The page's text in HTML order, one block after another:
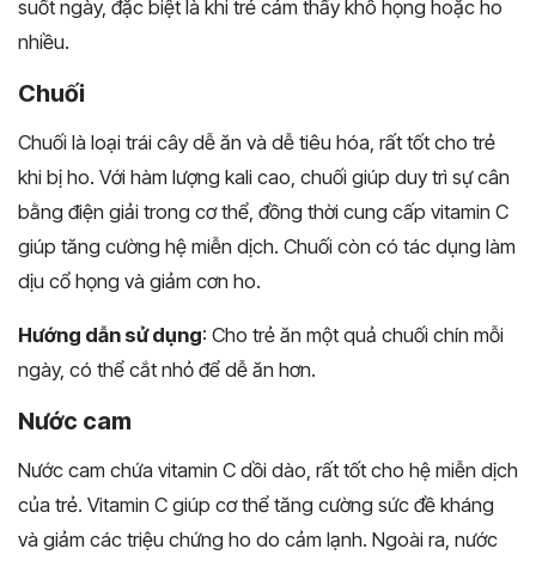
suốt ngày, đặc biệt là khi trẻ cảm thấy khô họng hoặc ho
nhiều.
Chuối
Chuối là loại trái cây dễ ăn và dễ tiêu hóa, rất tốt cho trẻ
khi bị ho. Với hàm lượng kali cao, chuối giúp duy trì sự cân
bằng điện giải trong cơ thể, đồng thời cung cấp vitamin C
giúp tăng cường hệ miễn dịch. Chuối còn có tác dụng làm
dịu cổ họng và giảm cơn ho.
Hướng dẫn sử dụng: Cho trẻ ăn một quả chuối chín mỗi
ngày, có thể cắt nhỏ để dễ ăn hơn.
Nước cam
Nước cam chứa vitamin C dồi dào, rất tốt cho hệ miễn dịch
của trẻ. Vitamin C giúp cơ thể tăng cường sức đề kháng
và giảm các triệu chứng ho do cảm lạnh. Ngoài ra, nước